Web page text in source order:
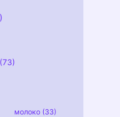
молоко(33)